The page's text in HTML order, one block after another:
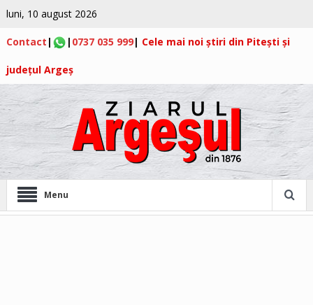
luni, 10 august 2026
Contact | | 0737 035 999| Cele mai noi știri din Pitești și
județul Argeș
Menu